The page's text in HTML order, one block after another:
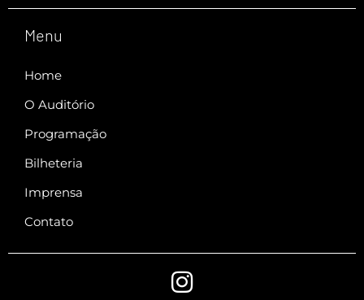
Menu
Home
O Auditório
Programação
Bilheteria
Imprensa
Contato